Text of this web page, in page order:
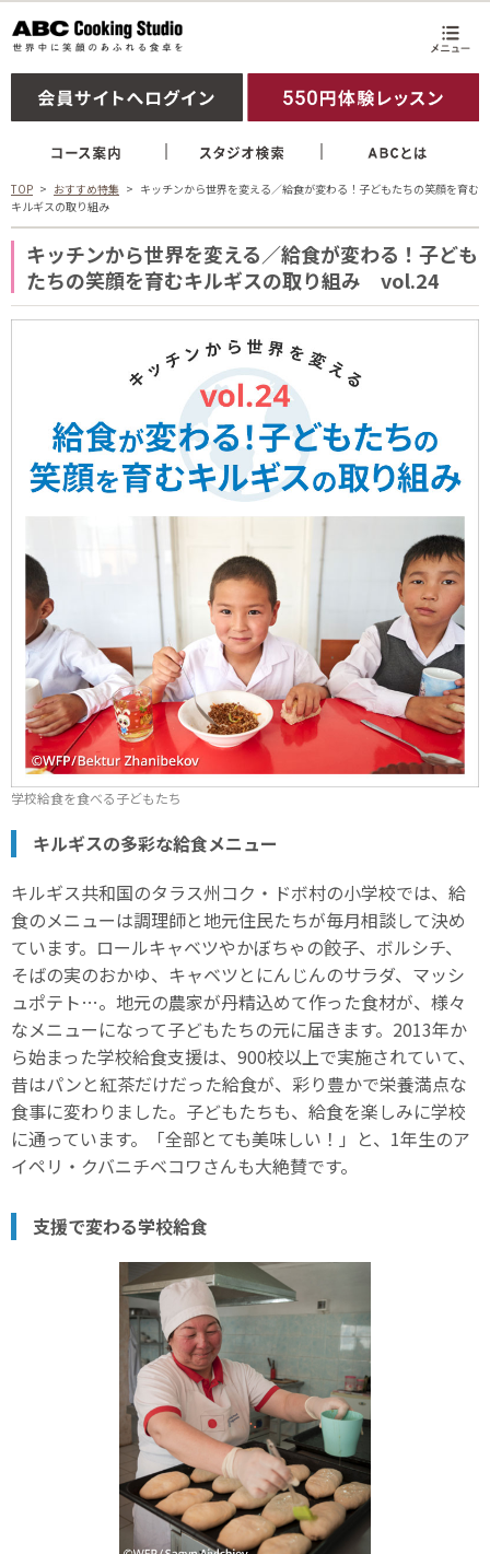
TOP おすすめ特集
キッチンから世界を変える／給食が変わる！子どもたちの笑顔を育む
キルギスの取り組み
キッチンから世界を変える／給食が変わる！子ども
たちの笑顔を育むキルギスの取り組み vol.24
学校給食を食べる子どもたち
キルギスの多彩な給食メニュー
キルギス共和国のタラス州コク・ドボ村の小学校では、給
食のメニューは調理師と地元住民たちが毎月相談して決め
ています。ロールキャベツやかぼちゃの餃子、ボルシチ、
そばの実のおかゆ、キャベツとにんじんのサラダ、マッシ
ュポテト…。地元の農家が丹精込めて作った食材が、様々
なメニューになって子どもたちの元に届きます。2013年か
ら始まった学校給食支援は、900校以上で実施されていて、
昔はパンと紅茶だけだった給食が、彩り豊かで栄養満点な
食事に変わりました。子どもたちも、給食を楽しみに学校
に通っています。「全部とても美味しい！」と、1年生のア
イペリ・クバニチベコワさんも大絶賛です。
支援で変わる学校給食